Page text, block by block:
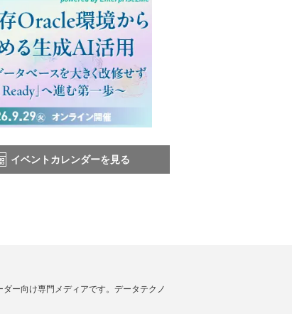
イベントカレンダーを見る
ー向け専門メディアです。データテクノ